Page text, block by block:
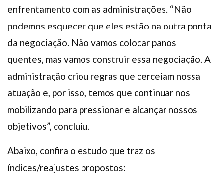
enfrentamento com as administrações. “Não
podemos esquecer que eles estão na outra ponta
da negociação. Não vamos colocar panos
quentes, mas vamos construir essa negociação. A
administração criou regras que cerceiam nossa
atuação e, por isso, temos que continuar nos
mobilizando para pressionar e alcançar nossos
objetivos”, concluiu.
Abaixo, confira o estudo que traz os
índices/reajustes propostos: